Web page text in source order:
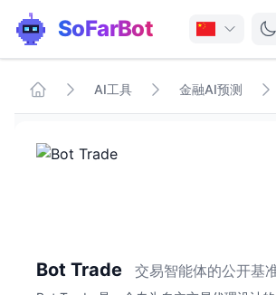
SoFarBot
AI工具 金融AI预测
Bot Trade 交易智能体的公开基